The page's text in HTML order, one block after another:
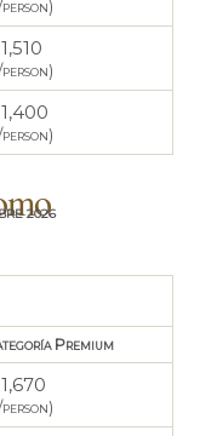
person)
person)
person)
2026
Premium
person)